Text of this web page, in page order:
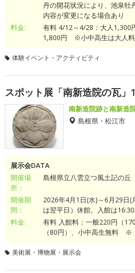
丹の開花状況により、池泉牡
内容が変更になる場合あり
料金:
有料 4/12～4/28：大人
1,800円 ※小中高生は大人料
体験イベント・アクティビティ
スポット展「南新造院の瓦」
南新造院跡と南新造
島根県・松江市
展示会DATA
開催場
所：
島根県立八雲立つ風土記の
開催期
間：
2026年4月1日(水)～6月29日(
は翌平日）休館。入館は16:30
料金:
有料 入館料：一般220円（
（80円）、小中高生無料
美術展・博物展・展示会